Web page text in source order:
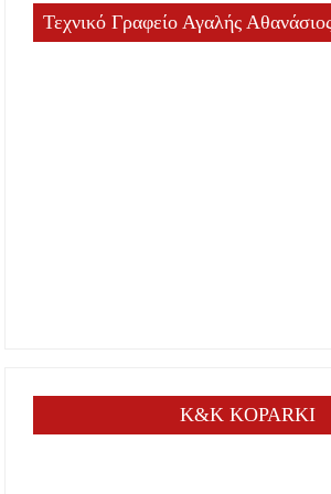
Τεχνικό Γραφείο Αγαλής
K&K KOPARKI